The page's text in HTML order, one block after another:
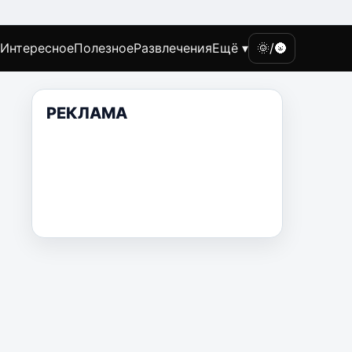
ИнтересноеПолезноеРазвлеченияЕщё ▾ 🌞/🌚
РЕКЛАМА